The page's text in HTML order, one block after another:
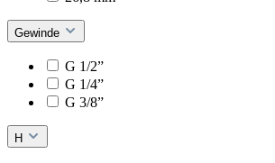
Gewinde
G 1/2”
G 1/4”
G 3/8”
H